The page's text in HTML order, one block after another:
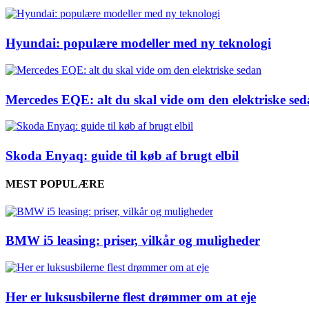
Hyundai: populære modeller med ny teknologi
Mercedes EQE: alt du skal vide om den elektriske
Skoda Enyaq: guide til køb af brugt elbil
MEST POPULÆRE
BMW i5 leasing: priser, vilkår og muligheder
Her er luksusbilerne flest drømmer om at eje